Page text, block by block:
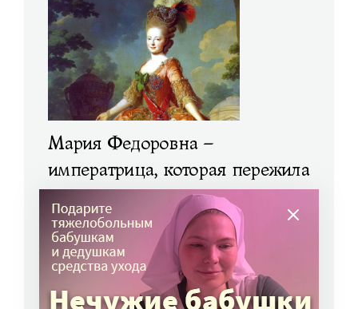
Мария Федоровна –
императрица, которая пережила
великую трагедию и нашла
утешение
в благотворительности
ЧИТАТЬ ЕЩЕ